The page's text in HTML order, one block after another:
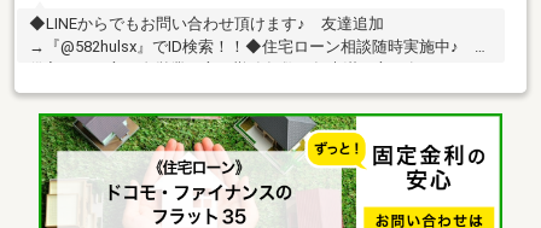
◆LINEからでもお問い合わせ頂けます♪ 友達追加
→『@582hulsx』でID検索！！◆住宅ローン相談随時実施中♪
残債を 住宅ローンにおまとめして月々の支払いを少なくできま
す。 当社提携の銀行でお借入れで低金利にて住宅ローンを借り
入れできます。 ◆福山市内を中心に、数多くのの仲介物件を取
り扱っております。 新築戸建てだけでなく、中古戸建、中古マ
ンション、売土地など幅広くご紹介できます♪一部ＨＰにも掲載し
ております◆当社限定ご成約キャンペーン実施中 詳細は『プレ